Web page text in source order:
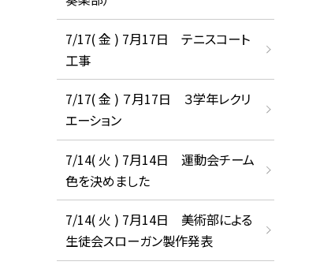
7/17( 金 ) 7月17日 テニスコート
工事
7/17( 金 ) ７月17日 ３学年レクリ
エーション
7/14( 火 ) 7月14日 運動会チーム
色を決めました
7/14( 火 ) 7月14日 美術部による
生徒会スローガン製作発表